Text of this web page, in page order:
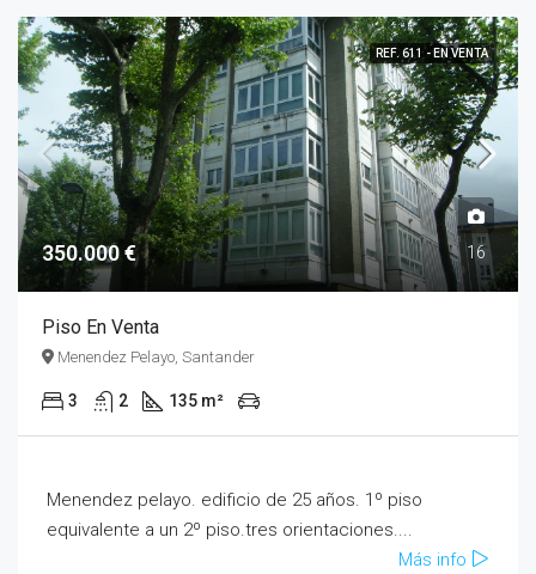
REF. 611 - EN VENTA
350.000 € 16
Piso En Venta
Menendez Pelayo, Santander
3 2 135 m²
Menendez pelayo. edificio de 25 años. 1º piso
equivalente a un 2º piso.tres orientaciones....
Más info